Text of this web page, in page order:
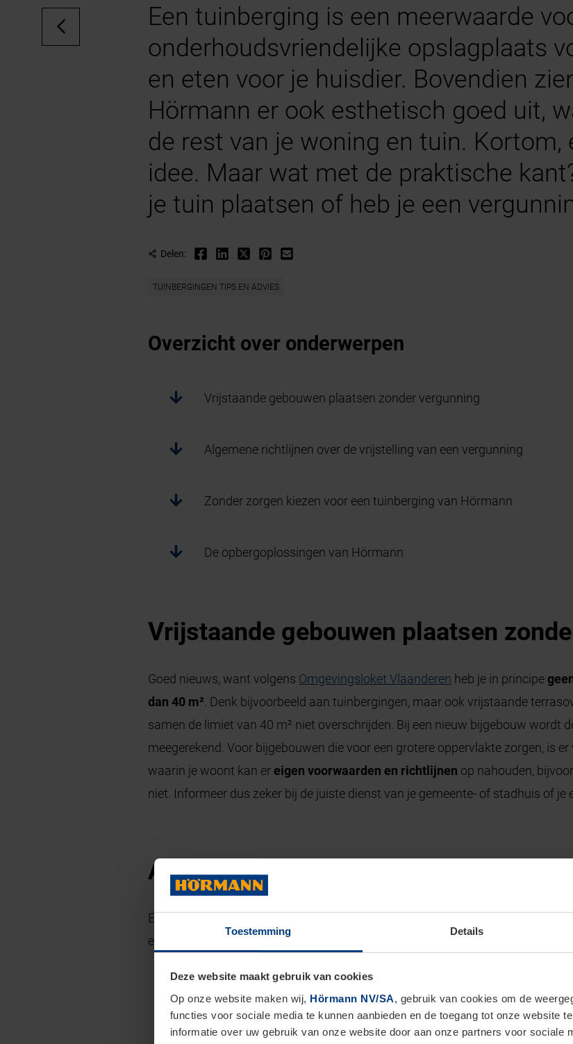
Toestemming Details
Deze website maakt gebruik van cookies
Op onze website maken wij, Hörmann NV/SA, gebruik van cookies om de
functies voor sociale media te kunnen aanbieden en de toegang tot onze website
informatie over uw gebruik van onze website door aan onze partners voor sociale
Een tuinberging is een meerwaarde
onderhoudsvriendelijke opslagplaats
en eten voor je huisdier. Bovendien
Hörmann er ook esthetisch goed uit,
de rest van je woning en tuin.
idee. Maar wat met de praktische
je tuin plaatsen of heb je een
Delen:
TUINBERGINGEN TIPS EN ADVIES
Overzicht over onderwerpen
Vrijstaande gebouwen plaatsen zonder vergunning
Algemene richtlijnen over de vrijstelling van een vergunning
Zonder zorgen kiezen voor een tuinberging van Hörmann
De opbergoplossingen van Hörmann
Vrijstaande gebouwen plaatsen
Goed nieuws, want volgens Omgevingsloket Vlaanderen heb je in principe
dan 40 m² . Denk bijvoorbeeld aan tuinbergingen, maar ook vrijstaande
samen de limiet van 40 m² niet overschrijden. Bij een nieuw bijgebouw wordt
meegerekend. Voor bijgebouwen die voor een grotere oppervlakte zorgen, is
waarin je woont kan er eigen voorwaarden en richtlijnen op nahouden,
niet. Informeer dus zeker bij de juiste dienst van je gemeente- of stadhuis of
Algemene richtlijnen over de
Er zijn - naast de limiet van 40 m² - een aantal richtlijnen waaraan een
een vergunning.
Het hoogste punt van het bijgebouw mag maximaal 3,5 meter hoog
Je plaatst de constructie binnen een straal van 30 m van de eigen
Constructie in de zijtuin? Blijf dan minstens 3 meter van de